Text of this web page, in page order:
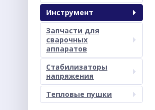
Инструмент
Запчасти для
сварочных
аппаратов
Стабилизаторы
напряжения
Тепловые пушки